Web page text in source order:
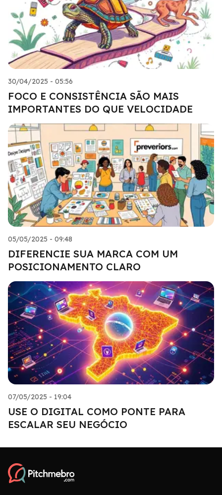
30/04/2025 - 05:56
FOCO E CONSISTÊNCIA SÃO MAIS
IMPORTANTES DO QUE VELOCIDADE
05/05/2025 - 09:48
DIFERENCIE SUA MARCA COM UM
POSICIONAMENTO CLARO
07/05/2025 - 19:04
USE O DIGITAL COMO PONTE PARA
ESCALAR SEU NEGÓCIO